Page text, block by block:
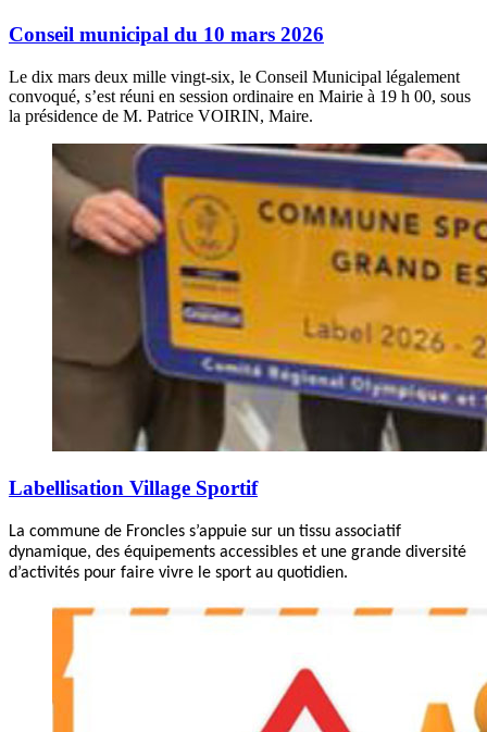
Conseil municipal du 10 mars 2026
Le dix mars deux mille vingt-six, le Conseil Municipal légalement
convoqué, s’est réuni en session ordinaire en Mairie à 19 h 00, sous
la présidence de M. Patrice VOIRIN, Maire.
Labellisation Village Sportif
La commune de Froncles s’appuie sur un tissu associatif
dynamique, des équipements accessibles et une grande diversité
d’activités pour faire vivre le sport au quotidien.